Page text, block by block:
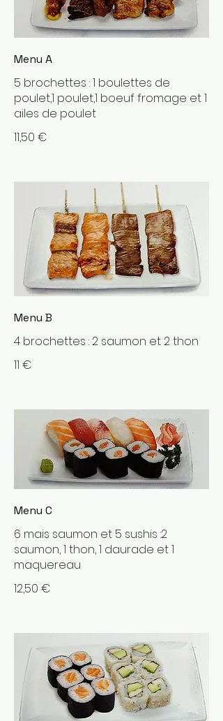
Menu A
5 brochettes : 1 boulettes de
poulet,1 poulet,1 boeuf fromage et 1
ailes de poulet
11,50 €
Menu B
4 brochettes : 2 saumon et 2 thon
11 €
Menu C
6 mais saumon et 5 sushis :2
saumon, 1 thon, 1 daurade et 1
maquereau
12,50 €